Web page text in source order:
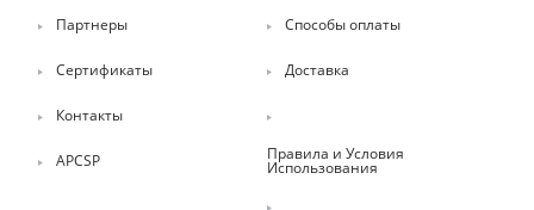
Партнеры
Сертификаты
Контакты
APCSP
Способы оплаты
Доставка
Правила и Условия
Использования